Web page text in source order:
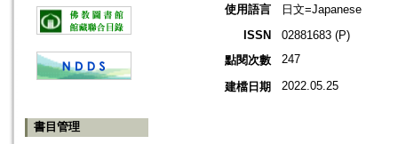
書目管理
使用語言
日文=Japanese
ISSN
02881683 (P)
點閱次數
247
建檔日期 2022.05.25